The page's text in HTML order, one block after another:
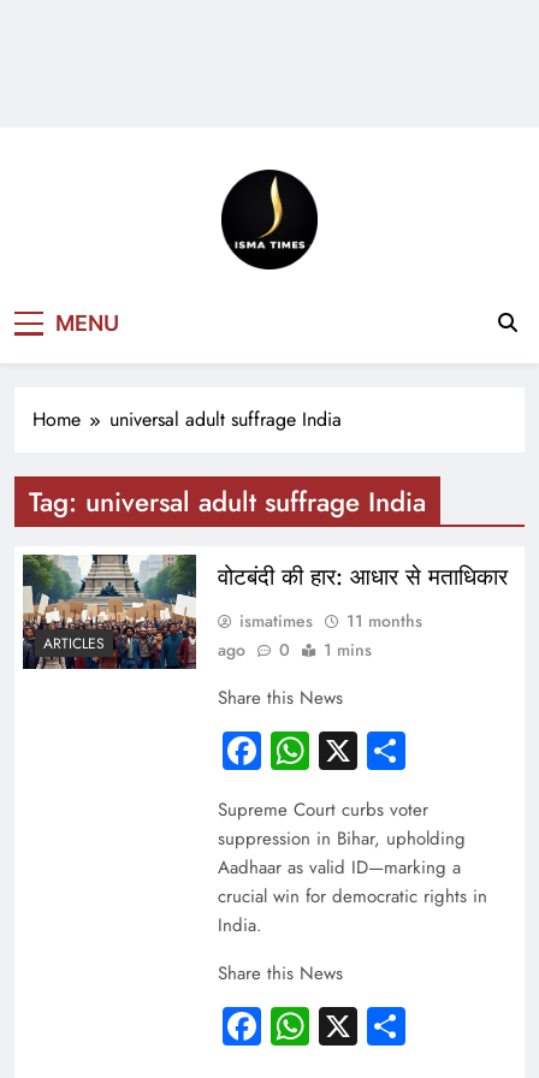
NEWS
MENU
Home universal adult suffrage India
Tag: universal adult suffrage India
ARTICLES
वोटबंदी की हार: आधार से मताधिकार
ismatimes
11 months
ago
0 1 mins
Share this News
Facebook
WhatsApp
X Share
Supreme Court curbs voter
suppression in Bihar, upholding
Aadhaar as valid ID—marking a
crucial win for democratic rights in
India.
Share this News
Facebook
WhatsApp
X Share